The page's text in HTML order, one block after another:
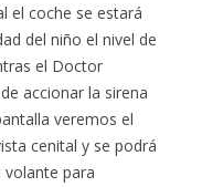
el coche se estará
del niño el nivel de
el Doctor
accionar la sirena
veremos el
cenital y se podrá
volante para